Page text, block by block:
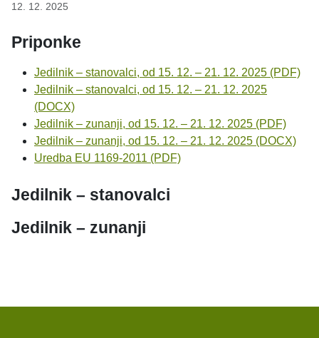
12. 12. 2025
Priponke
Jedilnik – stanovalci, od 15. 12. – 21. 12. 2025 (PDF)
Jedilnik – stanovalci, od 15. 12. – 21. 12. 2025
(DOCX)
Jedilnik – zunanji, od 15. 12. – 21. 12. 2025 (PDF)
Jedilnik – zunanji, od 15. 12. – 21. 12. 2025 (DOCX)
Uredba EU 1169-2011 (PDF)
Jedilnik – stanovalci
Jedilnik – zunanji